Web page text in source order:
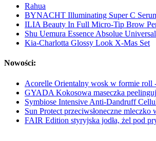
Rahua
BYNACHT Illuminating Super C
ILIA Beauty In Full Micro-Tip Brow
Shu Uemura Essence Absolue
Kia-Charlotta Glossy Look X-Mas Set
Nowości:
Acorelle Orientalny wosk w formie roll
GYADA Kokosowa maseczka
Symbiose Intensive Anti-Dandruff
Sun Protect przeciwsłoneczne mleczko
FAIR Edition styryjska jodła, żel pod